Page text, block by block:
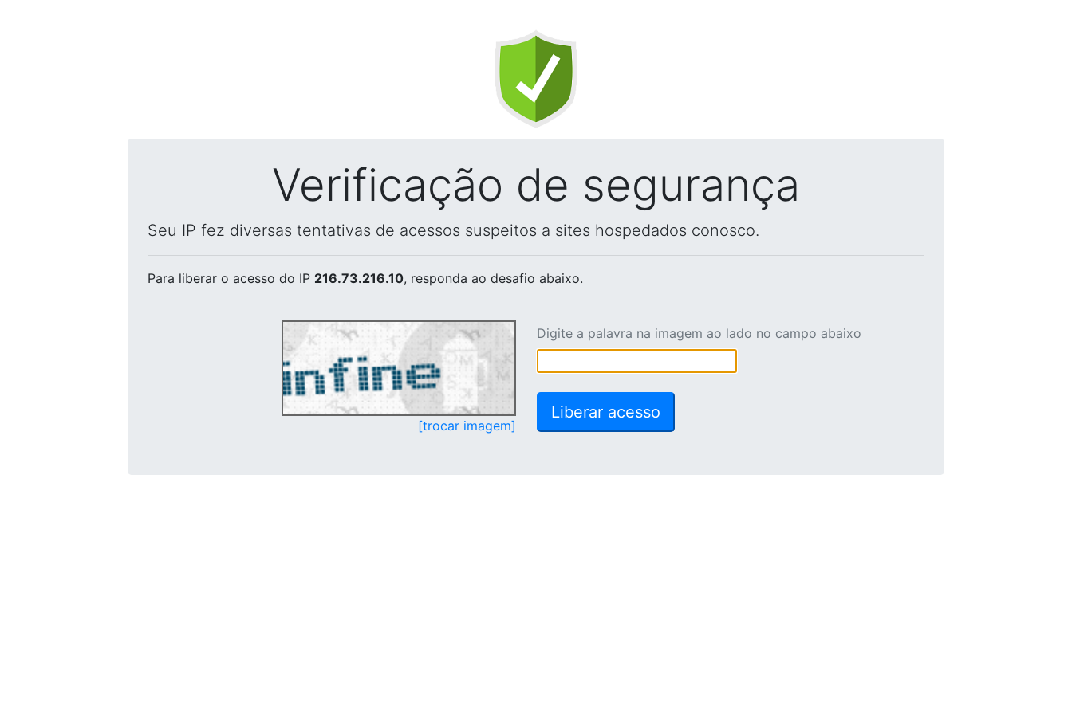
Verificação de segurança
Seu IP fez diversas tentativas de acessos suspeitos a sites hospedados conosco.
Para liberar o acesso do IP 216.73.216.10, responda ao desafio abaixo.
[trocar imagem]
Digite a palavra na imagem ao lado no campo abaixo